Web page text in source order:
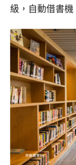
級，自動借書